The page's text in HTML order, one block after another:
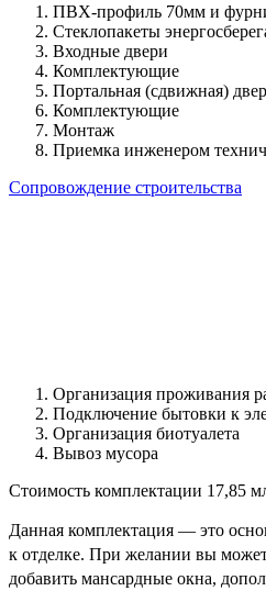
ПВХ-профиль 70мм и
Стеклопакеты
Входные двери
Комплектующие
Портальная (сдвижная)
Комплектующие
Монтаж
Приемка инженером
Сопровождение строительства
Организация проживания
Подключение бытовки к
Организация биотуалета
Вывоз мусора
Стоимость комплектации 17,85
Данная комплектация — это
к отделке. При желании вы
добавить мансардные окна,